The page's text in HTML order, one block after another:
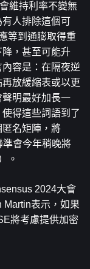
維持利率不變無
人排除這個可
等到通膨取得重
，甚至可能升
容是：在隔夜逆
放緩縮表或以更
明最好加長一
得這些詞語到了
名矩陣，將
會今年稍晚將
。
2024大會
Martin表示，如果
將考慮提供加密